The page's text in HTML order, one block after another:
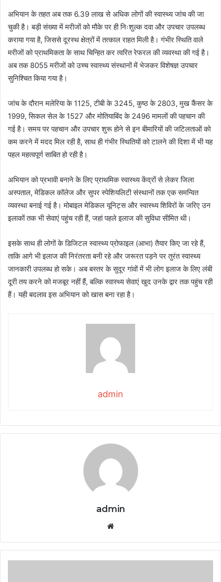
अभियान के तहत अब तक 6.39 लाख से अधिक लोगों की स्वास्थ्य जांच की जा
चुकी है। बड़ी संख्या में मरीजों को मौके पर ही निःशुल्क दवा और उपचार उपलब्ध
कराया गया है, जिससे दूरस्थ क्षेत्रों में तत्काल राहत मिली है। गंभीर स्थिति वाले
मरीजों को प्राथमिकता के साथ चिन्हित कर त्वरित रेफरल की व्यवस्था की गई है।
अब तक 8055 मरीजों को उच्च स्वास्थ्य संस्थानों में भेजकर विशेषज्ञ उपचार
सुनिश्चित किया गया है।
जांच के दौरान मलेरिया के 1125, टीबी के 3245, कुष्ठ के 2803, मुख कैंसर के
1999, सिकल सेल के 1527 और मोतियाबिंद के 2496 मामलों की पहचान की
गई है। समय पर पहचान और उपचार शुरू होने से इन बीमारियों की जटिलताओं को
कम करने में मदद मिल रही है, साथ ही गंभीर स्थितियों को टालने की दिशा में भी यह
पहल महत्वपूर्ण साबित हो रही है।
अभियान को प्रभावी बनाने के लिए प्राथमिक स्वास्थ्य केंद्रों से लेकर जिला
अस्पताल, मेडिकल कॉलेज और सुपर स्पेशियलिटी संस्थानों तक एक समन्वित
व्यवस्था बनाई गई है। मोबाइल मेडिकल यूनिट्स और स्वास्थ्य शिविरों के जरिए उन
इलाकों तक भी सेवाएं पहुंच रही हैं, जहां पहले इलाज की सुविधा सीमित थी।
इसके साथ ही लोगों के डिजिटल स्वास्थ्य प्रोफाइल (आभा) तैयार किए जा रहे हैं,
ताकि आगे भी इलाज की निरंतरता बनी रहे और जरूरत पड़ने पर तुरंत स्वास्थ्य
जानकारी उपलब्ध हो सके। अब बस्तर के सुदूर गांवों में भी लोग इलाज के लिए लंबी
दूरी तय करने को मजबूर नहीं हैं, बल्कि स्वास्थ्य सेवाएं खुद उनके द्वार तक पहुंच रही
हैं। यही बदलाव इस अभियान को खास बना रहा है।
admin
admin